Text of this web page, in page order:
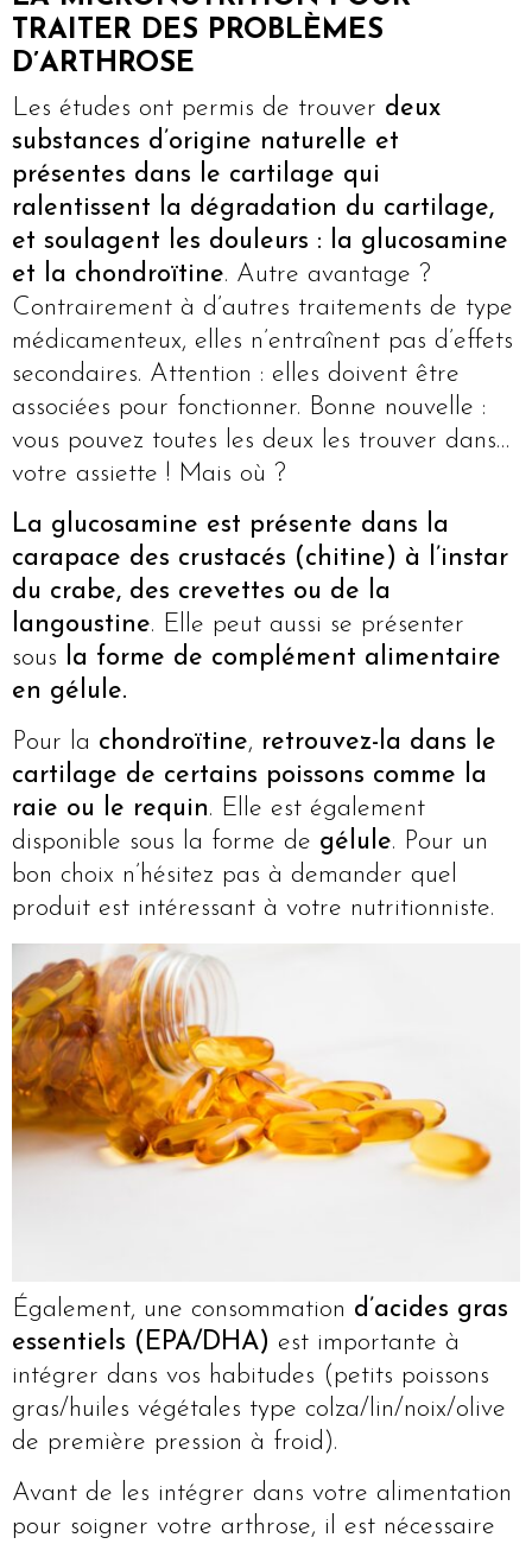
TRAITER DES PROBLÈMES
D’ARTHROSE
Les études ont permis de trouver deux
substances d’origine naturelle et
présentes dans le cartilage qui
ralentissent la dégradation du cartilage,
et soulagent les douleurs : la glucosamine
et la chondroïtine. Autre avantage ?
Contrairement à d’autres traitements de type
médicamenteux, elles n’entraînent pas d’effets
secondaires. Attention : elles doivent être
associées pour fonctionner. Bonne nouvelle :
vous pouvez toutes les deux les trouver dans…
votre assiette ! Mais où ?
La glucosamine est présente dans la
carapace des crustacés (chitine) à l’instar
du crabe, des crevettes ou de la
langoustine. Elle peut aussi se présenter
sous la forme de complément alimentaire
en gélule.
Pour la chondroïtine, retrouvez-la dans le
cartilage de certains poissons comme la
raie ou le requin. Elle est également
disponible sous la forme de gélule. Pour un
bon choix n’hésitez pas à demander quel
produit est intéressant à votre nutritionniste.
Également, une consommation d’acides gras
essentiels (EPA/DHA) est importante à
intégrer dans vos habitudes (petits poissons
gras/huiles végétales type colza/lin/noix/olive
de première pression à froid).
Avant de les intégrer dans votre alimentation
pour soigner votre arthrose, il est nécessaire